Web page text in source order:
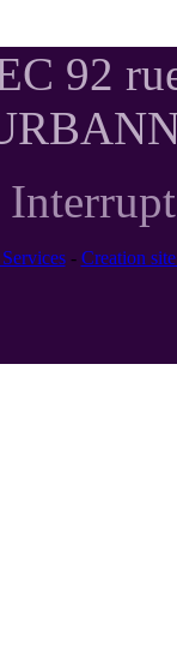
92
- Creation